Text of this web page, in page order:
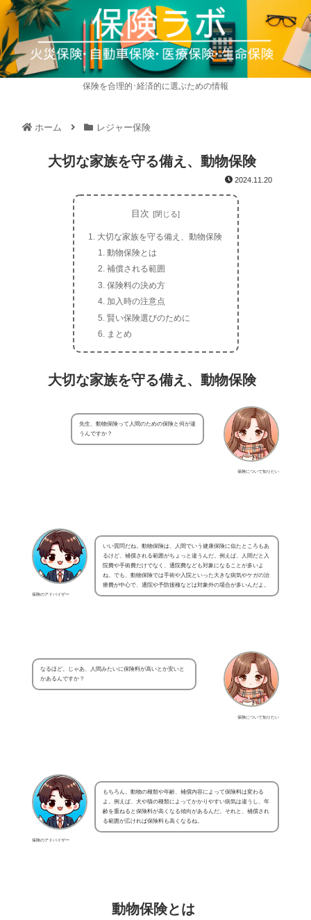
保険を合理的･経済的に選ぶための情報
ホーム レジャー保険
大切な家族を守る備え、動物保険
2024.11.20
目次
大切な家族を守る備え、動物保険
動物保険とは
補償される範囲
保険料の決め方
加入時の注意点
賢い保険選びのために
まとめ
大切な家族を守る備え、動物保険
保険について知りたい
先生、動物保険って人間のための保険と何が違
うんですか？
保険のアドバイザー
いい質問だね。動物保険は、人間でいう健康保険に似たところもあ
るけど、補償される範囲がちょっと違うんだ。例えば、人間だと入
院費や手術費だけでなく、通院費なども対象になることが多いよ
ね。でも、動物保険では手術や入院といった大きな病気やケガの治
療費が中心で、通院や予防接種などは対象外の場合が多いんだよ。
保険について知りたい
なるほど。じゃあ、人間みたいに保険料が高いとか安いと
かあるんですか？
保険のアドバイザー
もちろん。動物の種類や年齢、補償内容によって保険料は変わる
よ。例えば、犬や猫の種類によってかかりやすい病気は違うし、年
齢を重ねると保険料が高くなる傾向があるんだ。それと、補償され
る範囲が広ければ保険料も高くなるね。
動物保険とは